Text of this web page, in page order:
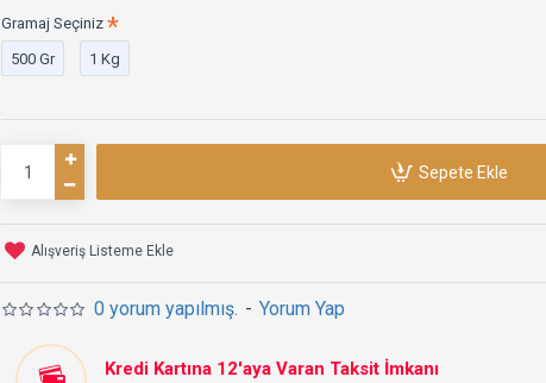
0 yorum yapılmış. - Yorum Yap
Gramaj Seçiniz
500 Gr
1 Kg
Sepete Ekle
Alışveriş Listeme Ekle
Kredi Kartına 12'aya Varan Taksit İmkanı